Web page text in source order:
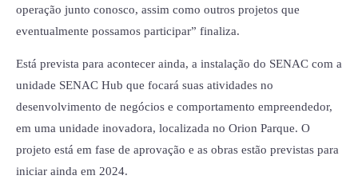
operação junto conosco, assim como outros projetos que
eventualmente possamos participar” finaliza.
Está prevista para acontecer ainda, a instalação do SENAC com a
unidade SENAC Hub que focará suas atividades no
desenvolvimento de negócios e comportamento empreendedor,
em uma unidade inovadora, localizada no Orion Parque. O
projeto está em fase de aprovação e as obras estão previstas para
iniciar ainda em 2024.